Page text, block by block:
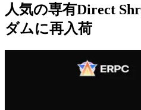
人気の専有Direct
ダムに再入荷